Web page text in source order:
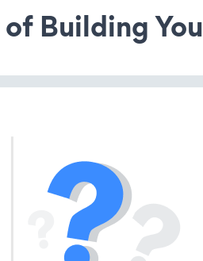
Building